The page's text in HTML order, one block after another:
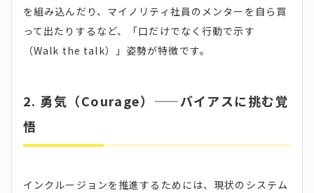
を組み込んだり、マイノリティ社員のメンターを自ら買
って出たりするなど、「口だけでなく行動で示す
（Walk the talk）」姿勢が特徴です。
2. 勇気（Courage）——バイアスに挑む覚
悟
インクルージョンを推進するためには、現状のシステム